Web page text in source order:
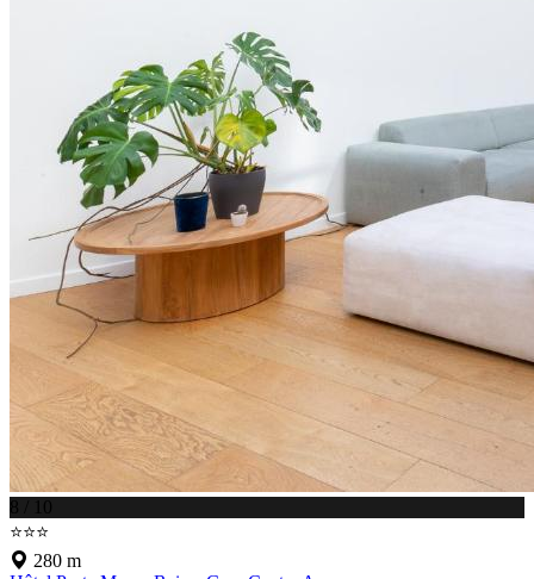
8 / 10
⭐⭐⭐
280 m